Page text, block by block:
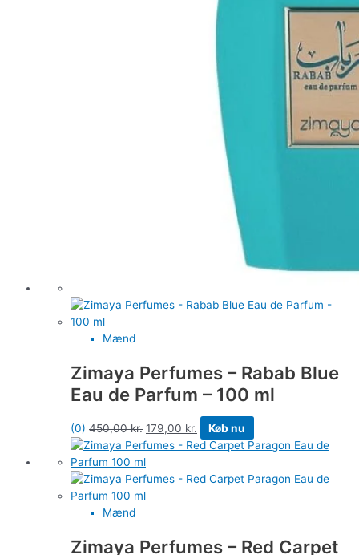
Mænd
Zimaya Perfumes – Rabab Blue
Eau de Parfum – 100 ml
(0) 450,00kr. 179,00 kr. Køb nu
Mænd
Zimaya Perfumes – Red Carpet